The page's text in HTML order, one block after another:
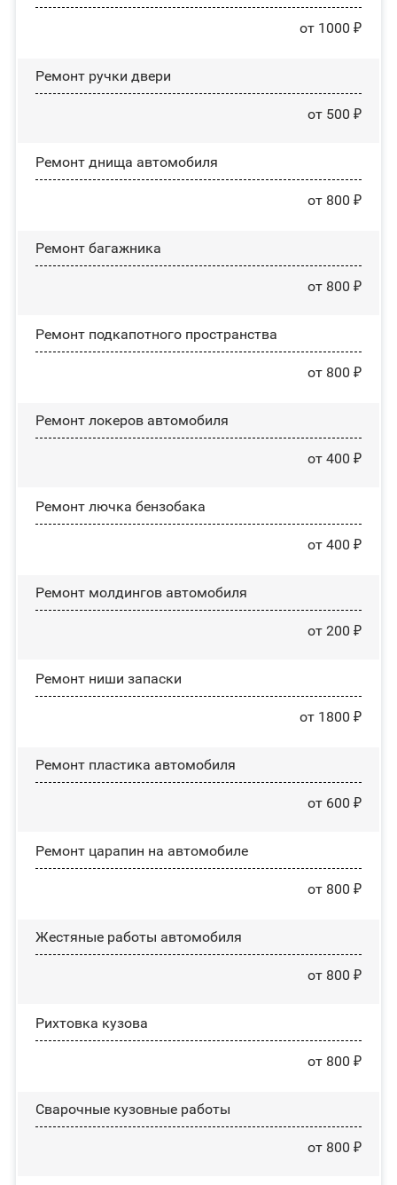
от 1000 ₽
Ремонт ручки двери
от 500 ₽
Ремонт днища автомобиля
от 800 ₽
Ремонт багажника
от 800 ₽
Ремонт подкапотного пространства
от 800 ₽
Ремонт лoĸepoв автомобиля
от 400 ₽
Ремонт лючка бензобака
от 400 ₽
Ремонт молдингов автомобиля
от 200 ₽
Ремонт ниши запаски
от 1800 ₽
Ремонт пластика автомобиля
от 600 ₽
Ремонт царапин на автомобиле
от 800 ₽
Жестяные работы автомобиля
от 800 ₽
Рихтовка кузова
от 800 ₽
Сварочные кузовные работы
от 800 ₽